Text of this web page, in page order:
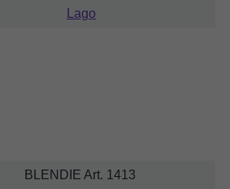
Lago
BLENDIE Art. 1413